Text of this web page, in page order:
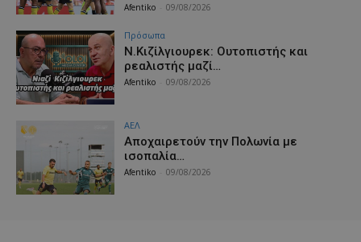
Afentiko 09/08/2026
Πρόσωπα
Ν.Κιζίλγιουρεκ: Ουτοπιστής και
ρεαλιστής μαζί…
Afentiko 09/08/2026
ΑΕΛ
Aποχαιρετούν την Πολωνία με
ισοπαλία…
Afentiko 09/08/2026